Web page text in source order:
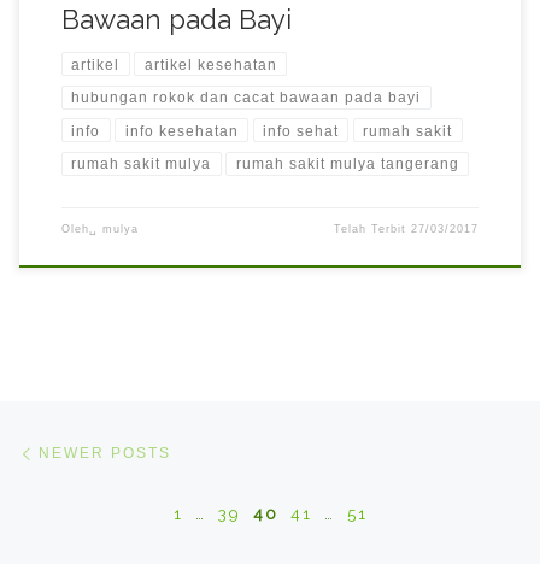
Bawaan pada Bayi
artikel artikel kesehatan
hubungan rokok dan cacat bawaan pada bayi
info info kesehatan info sehat rumah sakit
rumah sakit mulya rumah sakit mulya tangerang
Oleh␣ mulya Telah Terbit27/03/2017
Posts navigation
NEWER POSTS
1 39 40 41 51